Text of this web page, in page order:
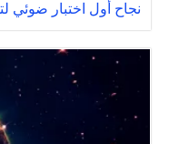
نجاح أول اختبار